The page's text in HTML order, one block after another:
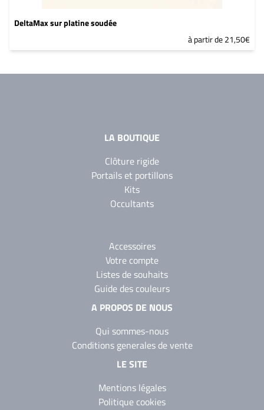
DeltaMax sur platine soudée
à partir de 21,50€
LA BOUTIQUE
Clôture rigide
Portails et portillons
Kits
Occultants
Accessoires
Votre compte
Listes de souhaits
Guide des couleurs
A PROPOS DE NOUS
Qui sommes-nous
Conditions generales de vente
LE SITE
Mentions légales
Politique cookies